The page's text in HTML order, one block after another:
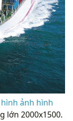
hình ảnh hình
lớn 2000x1500.